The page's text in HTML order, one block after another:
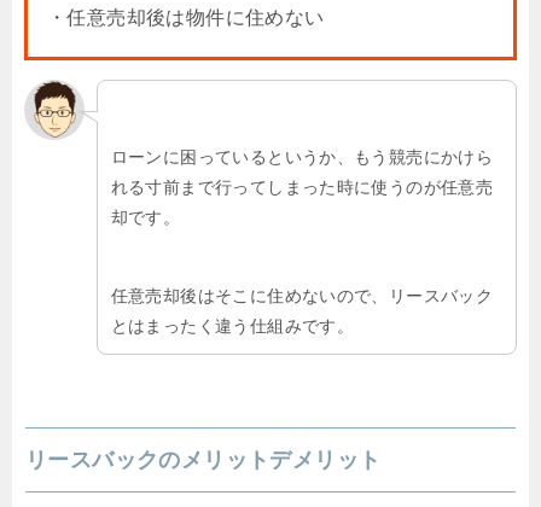
・任意売却後は物件に住めない
ローンに困っているというか、もう競売にかけら
れる寸前まで行ってしまった時に使うのが任意売
却です。
任意売却後はそこに住めないので、リースバック
とはまったく違う仕組みです。
リースバックのメリットデメリット